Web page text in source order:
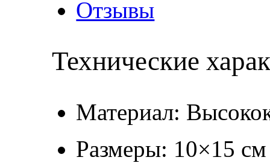
Отзывы
Технические
Материал:
Размеры: 10×15 см